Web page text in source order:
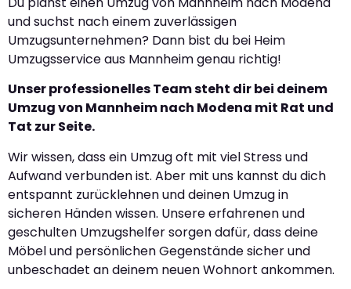
und suchst nach einem zuverlässigen
Umzugsunternehmen? Dann bist du bei Heim
Umzugsservice aus Mannheim genau richtig!
Unser professionelles Team steht dir bei deinem
Umzug von Mannheim nach Modena mit Rat und
Tat zur Seite.
Wir wissen, dass ein Umzug oft mit viel Stress und
Aufwand verbunden ist. Aber mit uns kannst du dich
entspannt zurücklehnen und deinen Umzug in
sicheren Händen wissen. Unsere erfahrenen und
geschulten Umzugshelfer sorgen dafür, dass deine
Möbel und persönlichen Gegenstände sicher und
unbeschadet an deinem neuen Wohnort ankommen.